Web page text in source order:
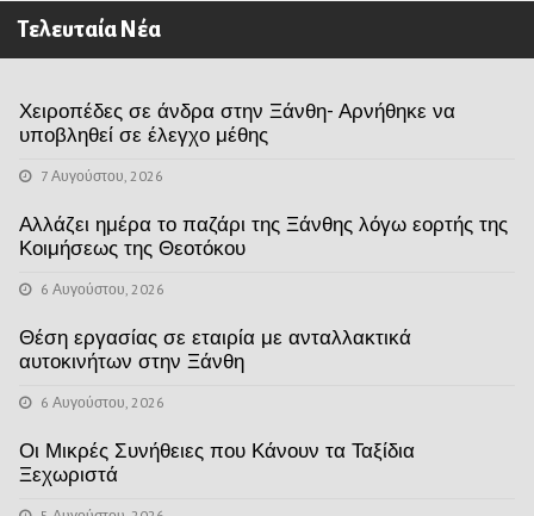
Τελευταία Νέα
Χειροπέδες σε άνδρα στην Ξάνθη- Αρνήθηκε να
υποβληθεί σε έλεγχο μέθης
7 Αυγούστου, 2026
Αλλάζει ημέρα το παζάρι της Ξάνθης λόγω εορτής της
Κοιμήσεως της Θεοτόκου
6 Αυγούστου, 2026
Θέση εργασίας σε εταιρία με ανταλλακτικά
αυτοκινήτων στην Ξάνθη
6 Αυγούστου, 2026
Οι Μικρές Συνήθειες που Κάνουν τα Ταξίδια
Ξεχωριστά